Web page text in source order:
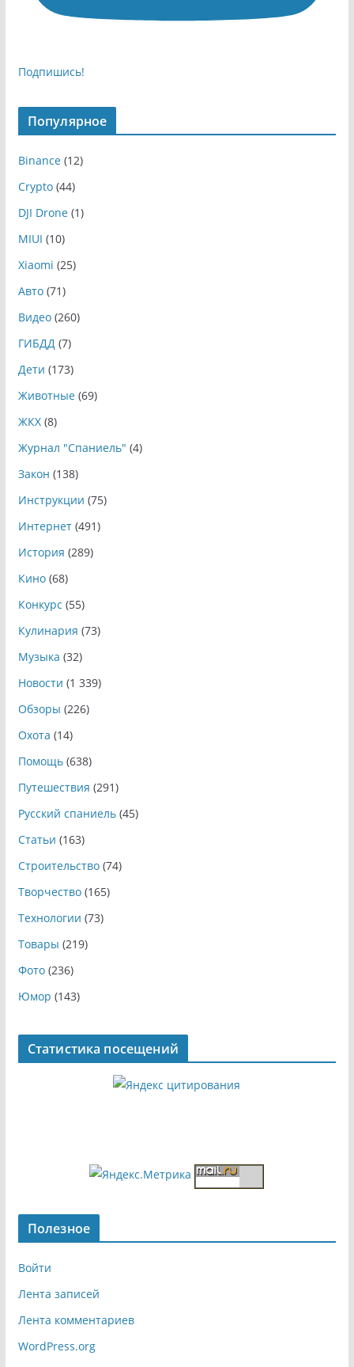
Подпишись!
Популярное
Binance(12)
Crypto(44)
DJI Drone(1)
MIUI (10)
Xiaomi (25)
Авто(71)
Видео(260)
ГИБДД(7)
Дети (173)
Животные(69)
ЖКХ(8)
Журнал "Спаниель" (4)
Закон (138)
Инструкции (75)
Интернет(491)
История (289)
Кино(68)
Конкурс (55)
Кулинария (73)
Музыка (32)
Новости (1 339)
Обзоры (226)
Охота (14)
Помощь(638)
Путешествия (291)
Русский спаниель(45)
Статьи (163)
Строительство(74)
Творчество(165)
Технологии (73)
Товары (219)
Фото(236)
Юмор (143)
Статистика посещений
Полезное
Войти
Лента записей
Лента комментариев
WordPress.org